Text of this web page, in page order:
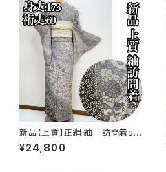
新品【上質】正絹 紬 訪問着s7
80
¥24,800